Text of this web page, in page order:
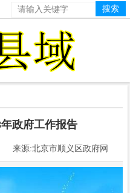
政府工作报告
源:北京市顺义区政府网